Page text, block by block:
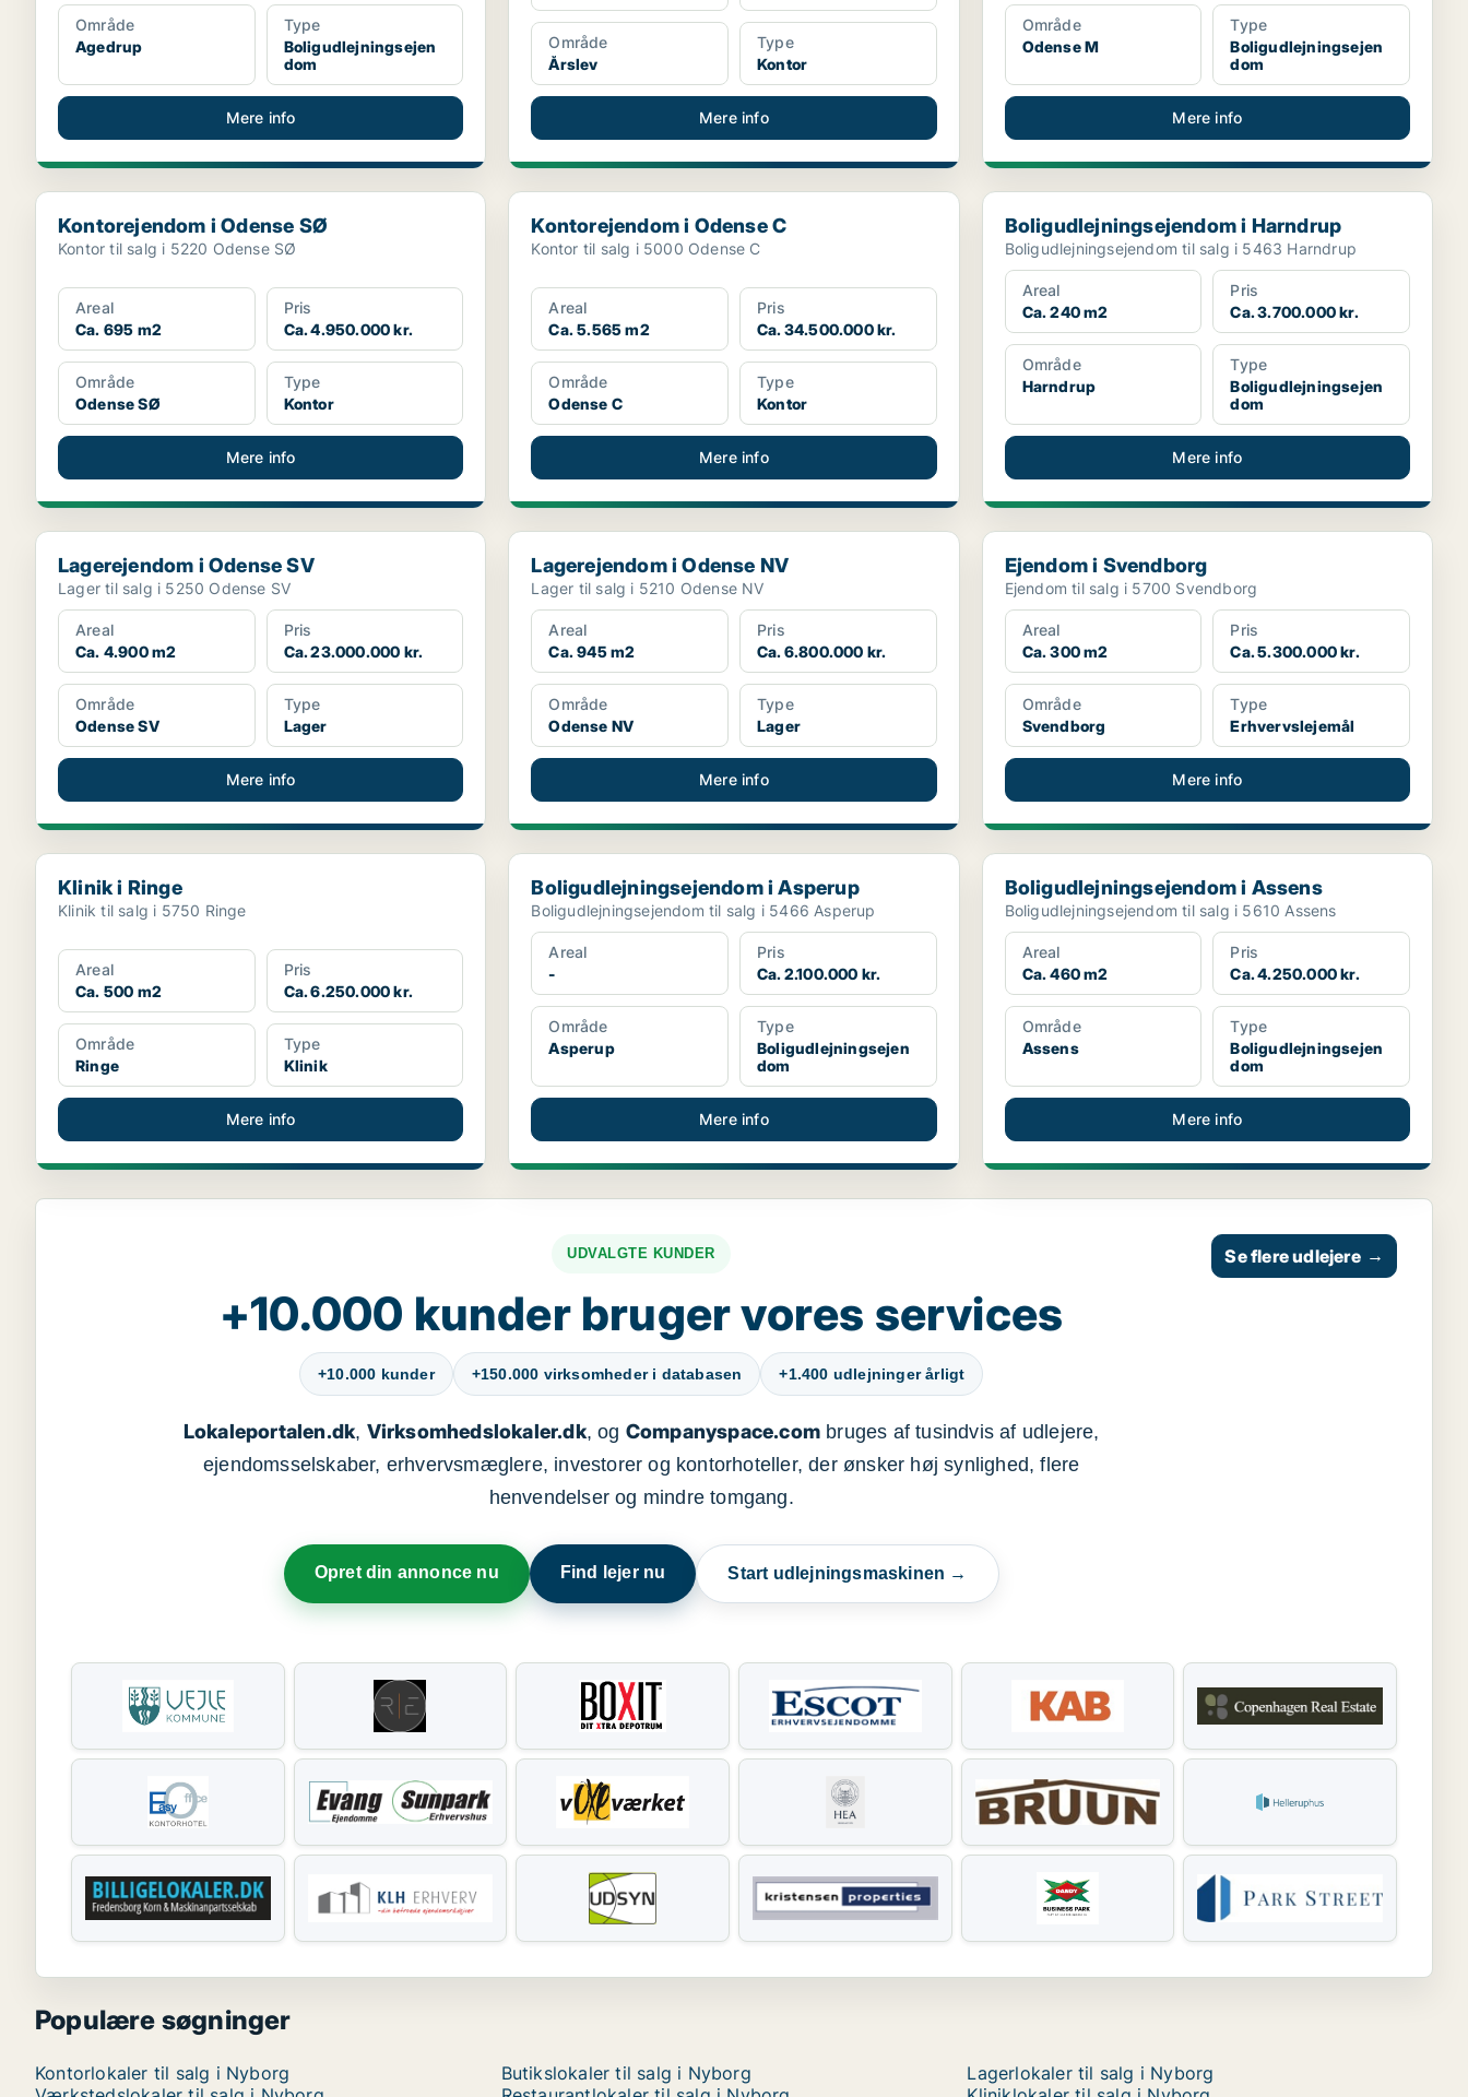
Område
Agedrup
Type
Boligudlejningsejen
dom
Mere info
Område
Årslev
Type
Kontor
Mere info
Område
Odense M
Type
Boligudlejningsejen
dom
Mere info
Kontorejendom i Odense SØ
Kontorejendom i Odense SØ
Kontor til salg i 5220 Odense SØ
Areal
Ca. 695 m2
Pris
Ca. 4.950.000 kr.
Område
Odense SØ
Type
Kontor
Mere info
Kontorejendom i Odense C
Kontorejendom i Odense C
Kontor til salg i 5000 Odense C
Areal
Ca. 5.565 m2
Pris
Ca. 34.500.000 kr.
Område
Odense C
Type
Kontor
Mere info
Boligudlejningsejendom i Harndrup
Boligudlejningsejendom i Harndrup
Boligudlejningsejendom til salg i 5463 Harndrup
Areal
Ca. 240 m2
Pris
Ca. 3.700.000 kr.
Område
Harndrup
Type
Boligudlejningsejen
dom
Mere info
Lagerejendom i Odense SV
Lagerejendom i Odense SV
Lager til salg i 5250 Odense SV
Areal
Ca. 4.900 m2
Pris
Ca. 23.000.000 kr.
Område
Odense SV
Type
Lager
Mere info
Lagerejendom i Odense NV
Lagerejendom i Odense NV
Lager til salg i 5210 Odense NV
Areal
Ca. 945 m2
Pris
Ca. 6.800.000 kr.
Område
Odense NV
Type
Lager
Mere info
Ejendom i Svendborg
Ejendom i Svendborg
Ejendom til salg i 5700 Svendborg
Areal
Ca. 300 m2
Pris
Ca. 5.300.000 kr.
Område
Svendborg
Type
Erhvervslejemål
Mere info
Klinik i Ringe
Klinik i Ringe
Klinik til salg i 5750 Ringe
Areal
Ca. 500 m2
Pris
Ca. 6.250.000 kr.
Område
Ringe
Type
Klinik
Mere info
Boligudlejningsejendom i Asperup
Boligudlejningsejendom i Asperup
Boligudlejningsejendom til salg i 5466 Asperup
Areal
-
Pris
Ca. 2.100.000 kr.
Område
Asperup
Type
Boligudlejningsejen
dom
Mere info
Boligudlejningsejendom i Assens
Boligudlejningsejendom i Assens
Boligudlejningsejendom til salg i 5610 Assens
Areal
Ca. 460 m2
Pris
Ca. 4.250.000 kr.
Område
Assens
Type
Boligudlejningsejen
dom
Mere info
UDVALGTE KUNDER
+10.000 kunder bruger vores services
+10.000 kunder +150.000 virksomheder i databasen +1.400 udlejninger årligt
Lokaleportalen.dk, Virksomhedslokaler.dk, og Companyspace.combruges af tusindvis af udlejere,
ejendomsselskaber, erhvervsmæglere, investorer og kontorhoteller, der ønsker høj synlighed, flere
henvendelser og mindre tomgang.
Opret din annonce nu Find lejer nu Start udlejningsmaskinen →
Se flere udlejere →
Populære søgninger
Kontorlokaler til salg i Nyborg Butikslokaler til salg i Nyborg
Lagerlokaler til salg i Nyborg